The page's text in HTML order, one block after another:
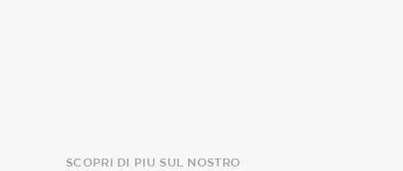
SCOPRI DI PIU SUL NOSTRO